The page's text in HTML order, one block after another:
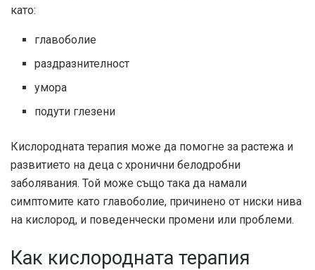
като:
главоболие
раздразнителност
умора
подути глезени
Кислородната терапия може да помогне за растежа и
развитието на деца с хронични белодробни
заболявания. Той може също така да намали
симптомите като главоболие, причинено от ниски нива
на кислород, и поведенчески промени или проблеми.
Как кислородната терапия